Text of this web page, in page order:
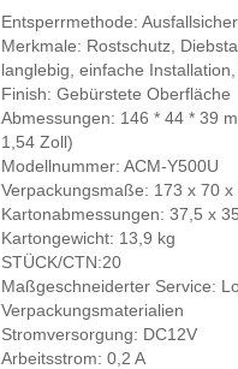
Entsperrmethode: Ausfallsicher
Merkmale: Rostschutz,
langlebig, einfache
Finish: Gebürstete Oberfläche
Abmessungen: 146 * 44 * 39
1,54 Zoll)
Modellnummer: ACM-Y500U
Verpackungsmaße: 173 x 70 x
Kartonabmessungen: 37,5 x
Kartongewicht: 13,9 kg
STÜCK/CTN:20
Maßgeschneiderter Service:
Verpackungsmaterialien
Stromversorgung: DC12V
Arbeitsstrom: 0,2 A